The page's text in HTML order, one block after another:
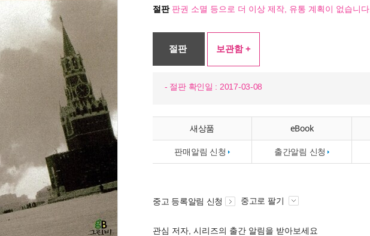
절판판권 소멸 등으로 더 이상 제작, 유통 계획이 없습니다.
절판 보관함 +
- 절판 확인일 : 2017-03-08
새상품 eBook
판매알림 신청 출간알림 신청
중고 등록알림 신청 중고로 팔기
관심 저자, 시리즈의 출간 알림을 받아보세요